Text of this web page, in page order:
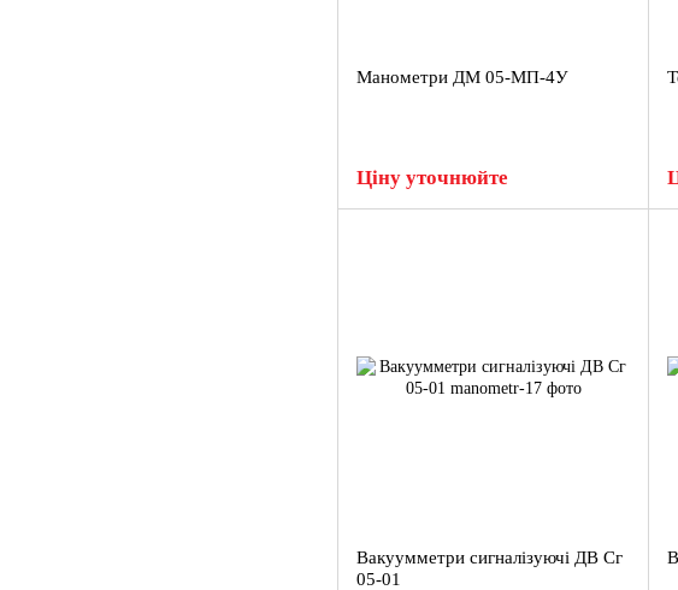
Манометри ДМ 05-МП-4У
Ціну уточнюйте
Вакуумметри сигналізуючі ДВ Сг
05-01